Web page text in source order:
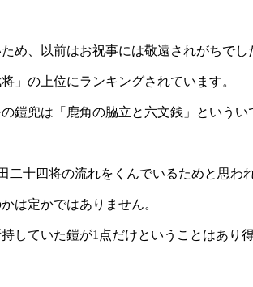
め、以前はお祝事には敬遠されがちで
」の上位にランキングされています。
鎧兜は「鹿角の脇立と六文銭」という
二十四将の流れをくんでいるためと思わ
は定かではありません。
していた鎧が1点だけということはあり